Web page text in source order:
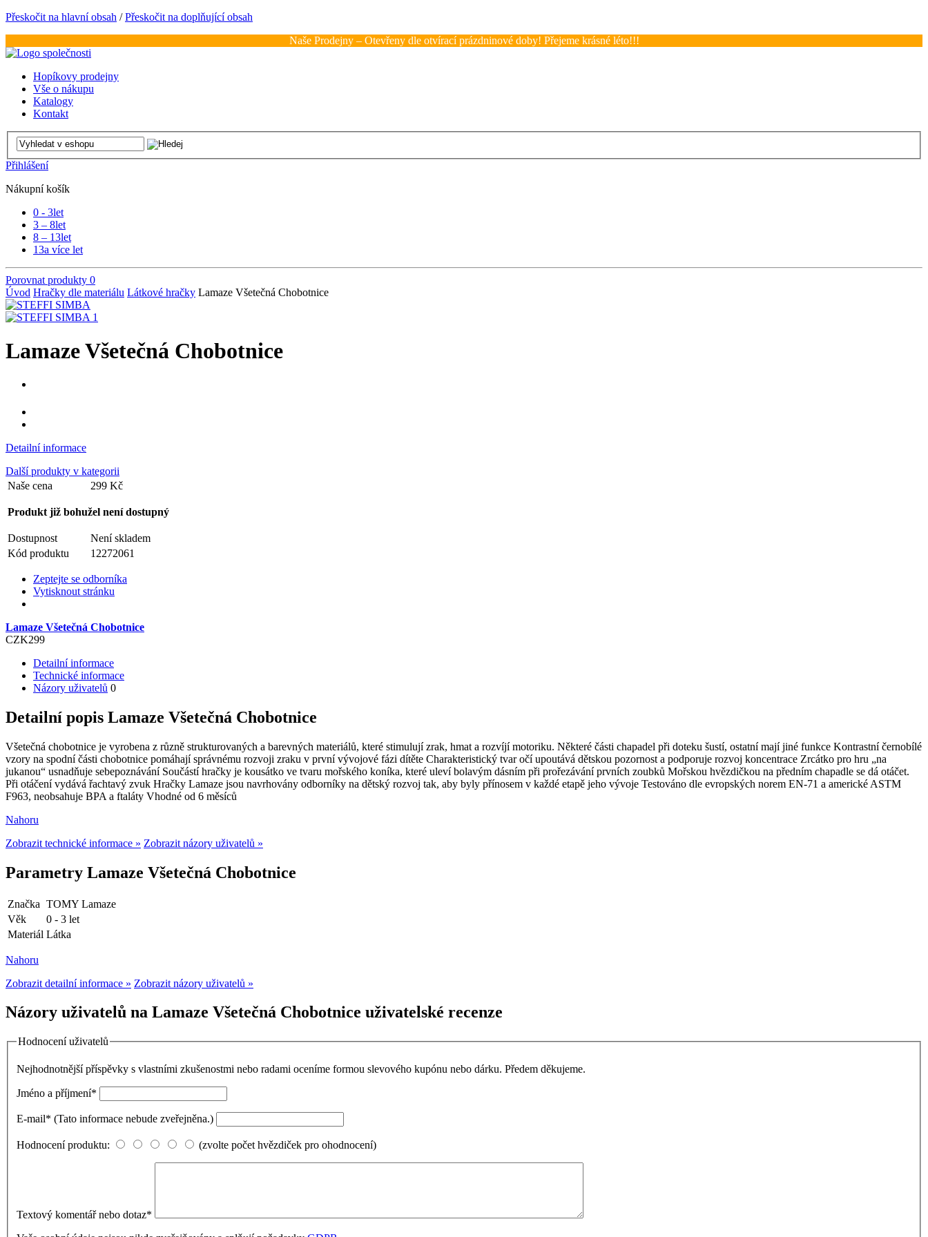
Přeskočit na hlavní obsah /Přeskočit na doplňující obsah
Naše Prodejny – Otevřeny dle otvírací prázdninové doby! Přejeme krásné léto!!!
Hopíkovy prodejny
Vše o nákupu
Katalogy
Kontakt
Přihlášení
Nákupní košík
0 - 3let
3 – 8let
8 – 13let
13a více let
Porovnat produkty 0
Úvod Hračky dle materiálu Látkové hračky Lamaze Všetečná Chobotnice
Lamaze Všetečná Chobotnice
Detailní informace
Další produkty v kategorii
Naše cena
299 Kč
Produkt již bohužel není dostupný
Dostupnost
Není skladem
Kód produktu
12272061
Zeptejte se odborníka
Vytisknout stránku
Lamaze Všetečná Chobotnice
CZK299
Detailní informace
Technické informace
Názory uživatelů 0
Detailní popis Lamaze Všetečná Chobotnice
Všetečná chobotnice je vyrobena z různě strukturovaných a barevných materiálů, které stimulují zrak, hmat a rozvíjí motoriku. Některé části chapadel při doteku šustí, ostatní mají jiné funkce Kontrastní černobílé
vzory na spodní části chobotnice pomáhají správnému rozvoji zraku v první vývojové fázi dítěte Charakteristický tvar očí upoutává dětskou pozornost a podporuje rozvoj koncentrace Zrcátko pro hru „na
jukanou“ usnadňuje sebepoznávání Součástí hračky je kousátko ve tvaru mořského koníka, které uleví bolavým dásním při prořezávání prvních zoubků Mořskou hvězdičkou na předním chapadle se dá otáčet.
Při otáčení vydává řachtavý zvuk Hračky Lamaze jsou navrhovány odborníky na dětský rozvoj tak, aby byly přínosem v každé etapě jeho vývoje Testováno dle evropských norem EN-71 a americké ASTM
F963, neobsahuje BPA a ftaláty Vhodné od 6 měsíců
Nahoru
Zobrazit technické informace » Zobrazit názory uživatelů »
Parametry Lamaze Všetečná Chobotnice
Značka TOMY Lamaze
Věk
0 - 3 let
Materiál Látka
Nahoru
Zobrazit detailní informace » Zobrazit názory uživatelů »
Názory uživatelů na Lamaze Všetečná Chobotnice uživatelské recenze
Hodnocení uživatelů
Nejhodnotnější příspěvky s vlastními zkušenostmi nebo radami oceníme formou slevového kupónu nebo dárku. Předem děkujeme.
Jméno a příjmení*
E-mail* (Tato informace nebude zveřejněna.)
Hodnocení produktu: (zvolte počet hvězdiček pro ohodnocení)
Textový komentář nebo dotaz*